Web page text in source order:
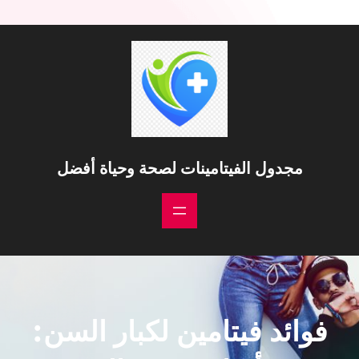
مجدول الفيتامينات لصحة وحياة أفضل
فوائد فيتامين لكبار السن: